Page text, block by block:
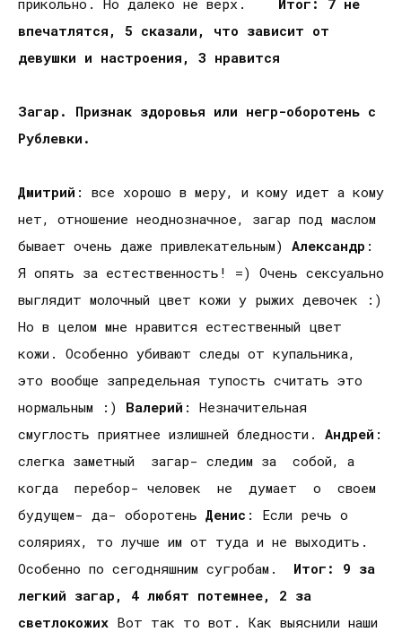
впечатлятся, 5 сказали, что зависит от
девушки и настроения, 3 нравится
Загар. Признак здоровья или негр-оборотень с
Рублевки.
Дмитрий : все хорошо в меру, и кому идет а кому
нет, отношение неоднозначное, загар под маслом
бывает очень даже привлекательным) Александр :
Я опять за естественность! =) Очень сексуально
выглядит молочный цвет кожи у рыжих девочек :)
Но в целом мне нравится естественный цвет
кожи. Особенно убивают следы от купальника,
это вообще запредельная тупость считать это
нормальным :) Валерий : Незначительная
смуглость приятнее излишней бледности. Андрей :
слегка заметный загар- следим за собой, а
когда перебор- человек не думает о своем
будущем- да- оборотень Денис : Если речь о
соляриях, то лучше им от туда и не выходить.
Особенно по сегодняшним сугробам. Итог: 9 за
легкий загар, 4 любят потемнее, 2 за
светлокожих Вот так то вот. Как выяснили наши